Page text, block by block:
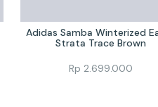
Adidas Samba Winterized
Strata Trace Brown
Rp 2.699.000